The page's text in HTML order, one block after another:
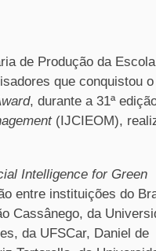
de Produção da
que conquistou o
, durante a 31ª
(IJCIEOM),
Intelligence for Green
entre instituições do
Cassânego, da
da UFSCar, Daniel de